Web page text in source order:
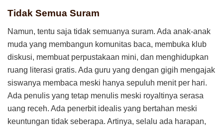
Tidak Semua Suram
Namun, tentu saja tidak semuanya suram. Ada anak-anak
muda yang membangun komunitas baca, membuka klub
diskusi, membuat perpustakaan mini, dan menghidupkan
ruang literasi gratis. Ada guru yang dengan gigih mengajak
siswanya membaca meski hanya sepuluh menit per hari.
Ada penulis yang tetap menulis meski royaltinya serasa
uang receh. Ada penerbit idealis yang bertahan meski
keuntungan tidak seberapa. Artinya, selalu ada harapan,